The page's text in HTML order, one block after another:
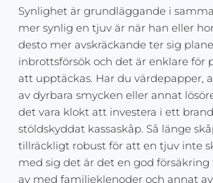
Synlighet är grundläggande i
mer synlig en tjuv är när han eller
desto mer avskräckande ter sig
inbrottsförsök och det är enklare för
att upptäckas. Har du värdepapper,
av dyrbara smycken eller annat
det vara klokt att investera i ett
stöldskyddat kassaskåp. Så länge
tillräckligt robust för att en tjuv inte
med sig det är det en god
av med familjeklenoder och annat